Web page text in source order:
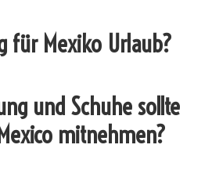
für Mexiko Urlaub?
und Schuhe sollte
mitnehmen?